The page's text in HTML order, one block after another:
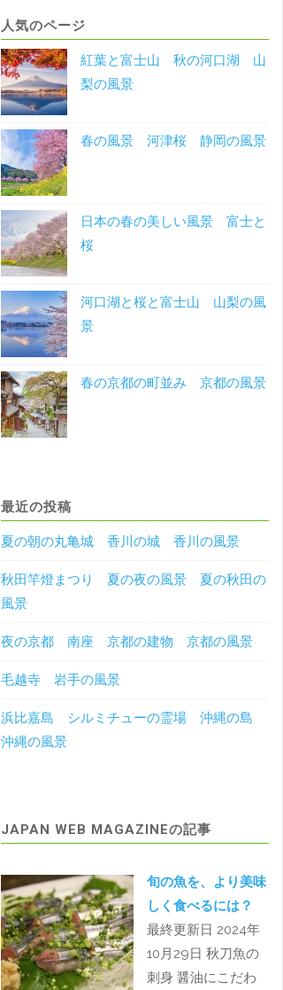
人気のページ
紅葉と富士山 秋の河口湖 山
梨の風景
春の風景 河津桜 静岡の風景
日本の春の美しい風景 富士と
桜
河口湖と桜と富士山 山梨の風
景
春の京都の町並み 京都の風景
最近の投稿
夏の朝の丸亀城 香川の城 香川の風景
秋田竿燈まつり 夏の夜の風景 夏の秋田の
風景
夜の京都 南座 京都の建物 京都の風景
毛越寺 岩手の風景
浜比嘉島 シルミチューの霊場 沖縄の島
沖縄の風景
JAPAN WEB MAGAZINEの記事
旬の魚を、より美味
しく食べるには？
最終更新日 2024年
10月29日 秋刀魚の
刺身 醤油にこだわ